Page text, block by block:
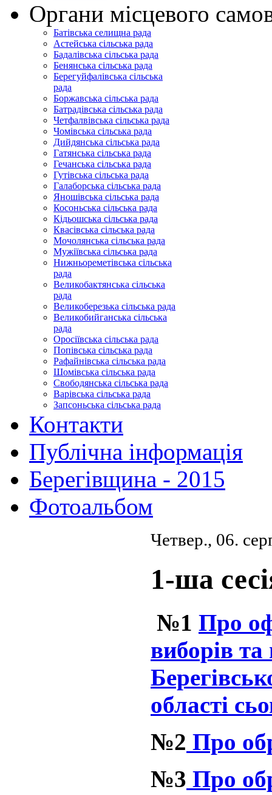
Органи місцевого
Батівська селищна рада
Астейська сільська рада
Бадалівська сільська рада
Бенянська сільська рада
Берегуйфалівська сільська
рада
Боржавська сільська рада
Батрадівська сільська рада
Четфалвівська сільська рада
Чомівська сільська рада
Дийдянська сільська рада
Гатянська сільська рада
Гечанська сільська рада
Гутівська сільська рада
Галаборська сільська рада
Яношівська сільська рада
Косоньська сільська рада
Кідьошська сільська рада
Квасівська сільська рада
Мочолянська сільська рада
Мужіївська сільська рада
Нижньореметівська сільська
рада
Великобактянська сільська
рада
Великоберезька сільська рада
Великобийганська сільська
рада
Оросіївська сільська рада
Попівська сільська рада
Рафайнівська сільська рада
Шомівська сільська рада
Свободянська сільська рада
Варівська сільська рада
Запсоньська сільська рада
Контакти
Публічна інформація
Берегівщина - 2015
Фотоальбом
Четвер., 06.
1-ша
№1 Про
виборів
області
№2 Про
№3 Про